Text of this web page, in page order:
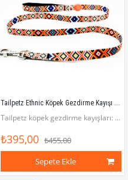
Tailpetz Ethnic Köpek Gezdirme Kayışı 120 cm x 2 cm
Tailpetz köpek gezdirme kayışları: Rahat, pratik, havalı!
₺395,00 ₺455,00
Sepete Ekle